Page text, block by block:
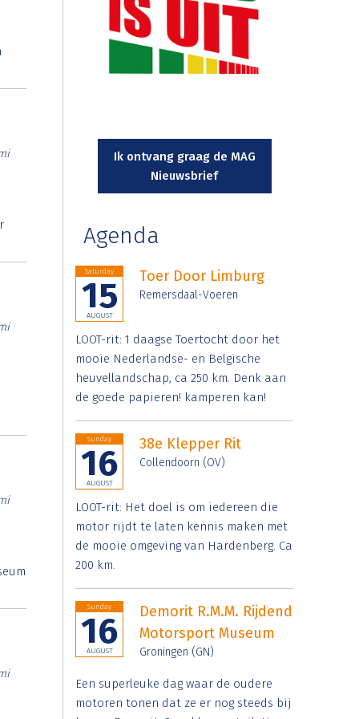
Ik ontvang graag de MAG
Nieuwsbrief
Agenda
Saturday
15
AUGUST
Toer Door Limburg
Remersdaal-Voeren
LOOT-rit: 1 daagse Toertocht door het
mooie Nederlandse- en Belgische
heuvellandschap, ca 250 km. Denk aan
de goede papieren! kamperen kan!
Sunday
16
AUGUST
38e Klepper Rit
Collendoorn (OV)
LOOT-rit: Het doel is om iedereen die
motor rijdt te laten kennis maken met
de mooie omgeving van Hardenberg. Ca
200 km.
Sunday
16
AUGUST
Demorit R.M.M. Rijdend
Motorsport Museum
Groningen (GN)
Een superleuke dag waar de oudere
motoren tonen dat ze er nog steeds bij